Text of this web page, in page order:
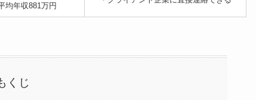
均年収881万円
くじ